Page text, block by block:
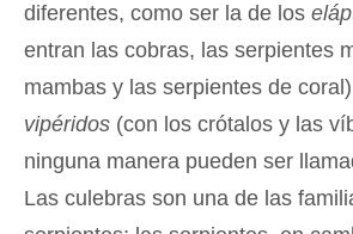
diferentes, como ser la de los
entran las cobras, las serpientes
mambas y las serpientes de
vipéridos (con los crótalos y las
ninguna manera pueden ser
Las culebras son una de las